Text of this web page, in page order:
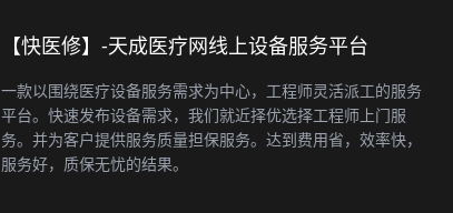
【快医修】-天成医疗网线上设备服务平台
一款以围绕医疗设备服务需求为中心，工程师灵活派工的服务
平台。快速发布设备需求，我们就近择优选择工程师上门服
务。并为客户提供服务质量担保服务。达到费用省，效率快，
服务好，质保无忧的结果。